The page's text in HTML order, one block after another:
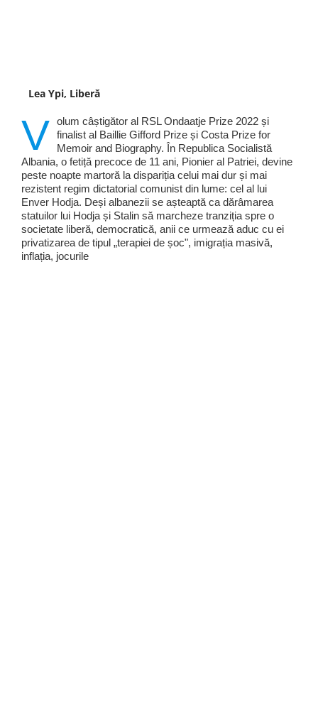
Lea Ypi, Liberă
V olum câștigător al RSL Ondaatje Prize 2022 și
finalist al Baillie Gifford Prize și Costa Prize for
Memoir and Biography. În Republica Socialistă
Albania, o fetiță precoce de 11 ani, Pionier al Patriei, devine
peste noapte martoră la dispariția celui mai dur și mai
rezistent regim dictatorial comunist din lume: cel al lui
Enver Hodja. Deși albanezii se așteaptă ca dărâmarea
statuilor lui Hodja și Stalin să marcheze tranziția spre o
societate liberă, democratică, anii ce urmează aduc cu ei
privatizarea de tipul „terapiei de șoc", imigrația masivă,
inflația, jocurile